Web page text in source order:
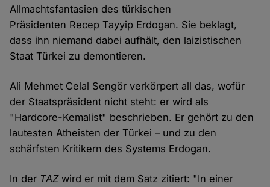
Allmachtsfantasien des türkischen
Präsidenten Recep Tayyip Erdogan. Sie beklagt,
dass ihn niemand dabei aufhält, den laizistischen
Staat Türkei zu demontieren.
Ali Mehmet Celal Sengör verkörpert all das, wofür
der Staatspräsident nicht steht: er wird als
"Hardcore-Kemalist" beschrieben. Er gehört zu den
lautesten Atheisten der Türkei – und zu den
schärfsten Kritikern des Systems Erdogan.
In der TAZwird er mit dem Satz zitiert: "In einer